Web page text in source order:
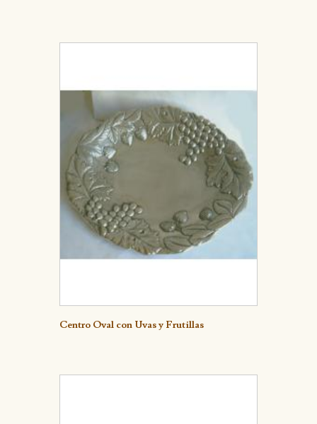
Detalle
Centro Oval con Uvas y Frutillas